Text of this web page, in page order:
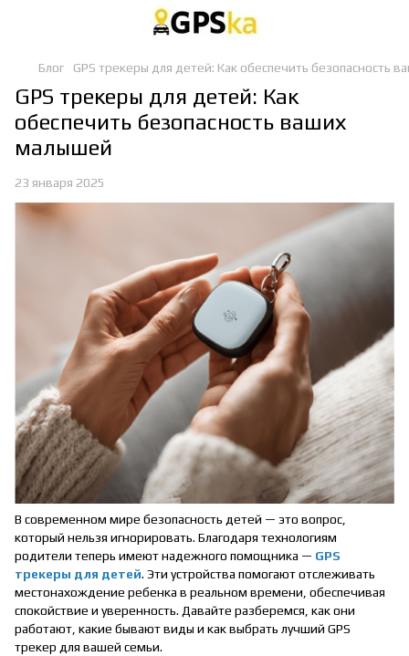
Блог GPS трекеры для детей: Как обеспечить безопасность
GPS трекеры для детей: Как
обеспечить безопасность ваших
малышей
23 января 2025
В современном мире безопасность детей — это вопрос,
который нельзя игнорировать. Благодаря технологиям
родители теперь имеют надежного помощника — GPS
трекеры для детей. Эти устройства помогают отслеживать
местонахождение ребенка в реальном времени, обеспечивая
спокойствие и уверенность. Давайте разберемся, как они
работают, какие бывают виды и как выбрать лучший GPS
трекер для вашей семьи.